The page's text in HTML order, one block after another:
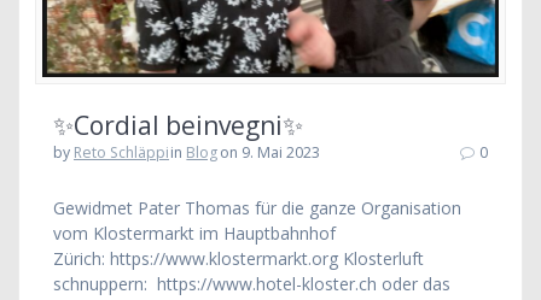
✨Cordial beinvegni✨
by Reto Schläppiin Blogon 9. Mai 2023 0
Gewidmet Pater Thomas für die ganze Organisation
vom Klostermarkt im Hauptbahnhof
Zürich: https://www.klostermarkt.org Klosterluft
schnuppern: https://www.hotel-kloster.ch oder das